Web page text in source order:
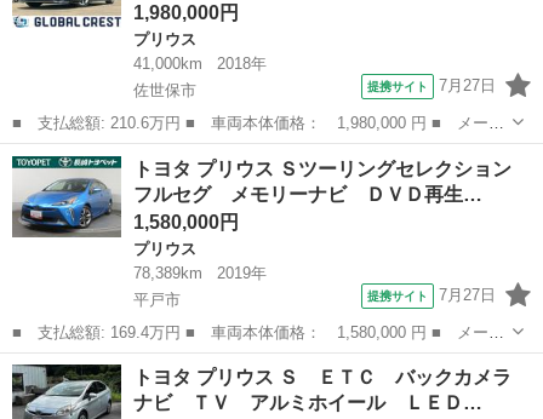
1,980,000円
プリウス
41,000km
2018年
佐世保市
提携サイト 7月27日
■ 支払総額: 210.6万円 ■ 車両本体価格： 1,980,000 円 ■ メーカ
ー名： トヨタ ■ 車種名： プリウス ■ グレード名： Ａ 純９
型ナビ／純９型ナビ／フルセグ／ＤＶＤ／ＢＴ／Ｂカメラ・革Ｈ／ス
テリモ・...
長崎 佐世保市 プリウス
トヨタ プリウス Ｓツーリングセレクション
フルセグ メモリーナビ ＤＶＤ再生…
1,580,000円
プリウス
78,389km
2019年
平戸市
提携サイト 7月27日
■ 支払総額: 169.4万円 ■ 車両本体価格： 1,580,000 円 ■ メーカ
ー名： トヨタ ■ 車種名： プリウス ■ グレード名： Ｓツーリ
ングセレクション フルセグ メモリーナビ ＤＶＤ再生 バックカ
メラ 衝...
長崎 平戸市 プリウス
トヨタ プリウス Ｓ ＥＴＣ バックカメラ
ナビ ＴＶ アルミホイール ＬＥＤ…